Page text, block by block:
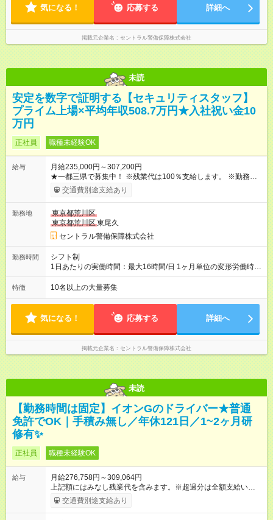
気になる！ 応募する 詳細へ
掲載元企業名 セントラル警備保障株式会社
未読
安定を数字で証明する【セキュリティスタッフ】
プライム上場×平均年収508.7万円★入社祝い金10
万円
正社員 職種未経験OK
給与
月給235,000円～307,200円
★一都三県で募集中！ ※残業代は100％支給します。 ※勤務状況
や年齢・経験・能力を考慮して決定します。 ※上記とは別に年2
回の賞与と各種手当を追加支給します。 ※3ヶ月間の試用期間が
27万円（28歳・入社1年目・大卒） └夜勤増務月3回（残業35時
間）＋扶養手当1.5万円＋資格手当3000円 ・31万円（35歳・入
社7年目・短大卒） └夜勤増務月4回（残業40時間）＋扶養手当2
万円＋資格手当1万円 ＋役職手当9000円 【試用期間】試用期間
あり 試用期間の長さ：3ヶ月 雇用形態、給与は本採用時と同じ
です。
交通費別途支給あり
勤務地
東京都荒川区
東京都荒川区東尾久
セントラル警備保障株式会社
勤務時間
シフト制
1日あたりの実働時間：最大16時間/日 1ヶ月単位の変形労働時間
制（月平均実働172時間） ＜勤務例＞ 9：00～翌9：00（実働：
16時間／休憩：8時間 ※仮眠含む）
特徴 10名以上の大量募集
気になる！ 応募する 詳細へ
掲載元企業名 セントラル警備保障株式会社
未読
【勤務時間は固定】イオンGのドライバー★普通
免許でOK｜手積み無し／年休121日／1~2ヶ月研
修有✨
正社員 職種未経験OK
給与
月給276,758円～309,064円
上記額にはみなし残業代を含みます。※超過分は全額支給いたし
ます。 みなし残業代 19,758円 ～ 22,064円／月 みなし残業時
間 10時間／月 【試用期間】試用期間あり 試用期間の長さ：3ヶ
交通費別途支給あり